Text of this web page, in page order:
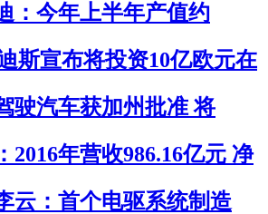
：今年上半年产值约
斯宣布将投资10亿欧元在
驶汽车获加州批准 将
2016年营收986.16亿元 净
云：首个电驱系统制造